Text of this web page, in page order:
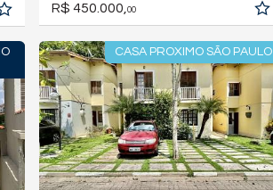
R$ 450.000, 00
CASA PROXIMO SÃO PAULO